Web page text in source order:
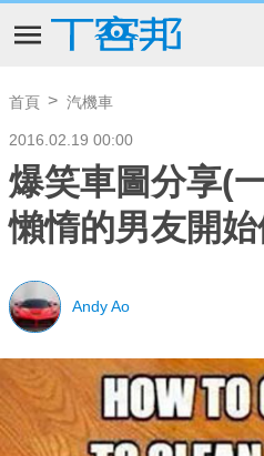
首頁 汽機車
2016.02.19 00:00
爆笑車圖分享(
懶惰的男友開始
Andy Ao